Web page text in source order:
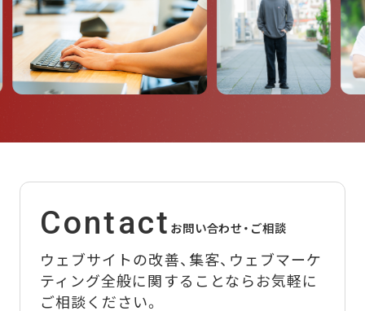
Contact お問い合わせ・ご相談
ウェブサイトの改善、集客、ウェブマーケ
ティング全般に関することならお気軽に
ご相談ください。